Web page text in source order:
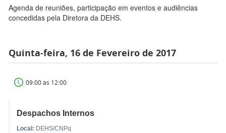
Agenda de reuniões, participação em eventos e audiências
concedidas pela Diretora da DEHS.
Quinta-feira, 16 de Fevereiro de 2017
09:00 às 12:00
Despachos Internos
Local: DEHS/CNPq